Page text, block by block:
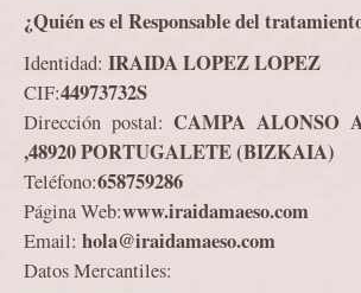
¿Quién es el Responsable del
Identidad: IRAIDA LOPEZ LOPEZ
CIF:44973732S
Dirección postal: CAMPA ALONSO
,48920 PORTUGALETE (BIZKAIA)
Teléfono:658759286
Página Web:www.iraidamaeso.com
Email: hola@iraidamaeso.com
Datos Mercantiles: